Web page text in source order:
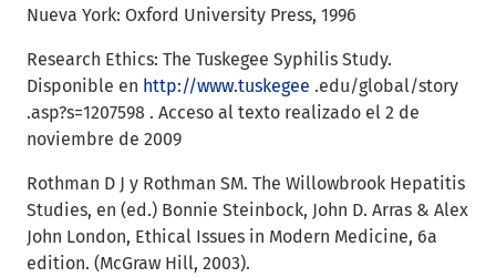
Nueva York: Oxford University Press, 1996
Research Ethics: The Tuskegee Syphilis Study.
Disponible en http://www.tuskegee .edu/global/story
.asp?s=1207598 . Acceso al texto realizado el 2 de
noviembre de 2009
Rothman D J y Rothman SM. The Willowbrook Hepatitis
Studies, en (ed.) Bonnie Steinbock, John D. Arras & Alex
John London, Ethical Issues in Modern Medicine, 6a
edition. (McGraw Hill, 2003).